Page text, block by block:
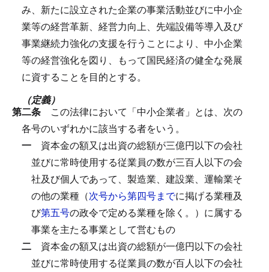
み、新たに設立された企業の事業活動並びに中小企
業等の経営革新、経営力向上、先端設備等導入及び
事業継続力強化の支援を行うことにより、中小企業
等の経営強化を図り、もって国民経済の健全な発展
に資することを目的とする。
（定義）
第二条 この法律において「中小企業者」とは、次の
各号のいずれかに該当する者をいう。
一 資本金の額又は出資の総額が三億円以下の会社
並びに常時使用する従業員の数が三百人以下の会
社及び個人であって、製造業、建設業、運輸業そ
の他の業種（次号から第四号までに掲げる業種及
び第五号の政令で定める業種を除く。）に属する
事業を主たる事業として営むもの
二 資本金の額又は出資の総額が一億円以下の会社
並びに常時使用する従業員の数が百人以下の会社